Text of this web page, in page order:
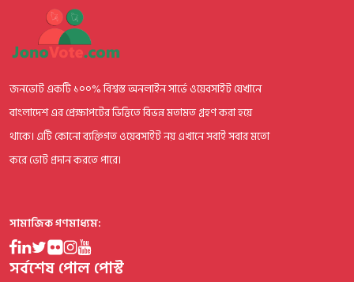
জনভোট একটি ১০০% বিশ্বস্ত অনলাইন সার্ভে ওয়েবসাইট যেখানে
বাংলাদেশ এর প্রেক্ষাপটের ভিত্তিতে বিভন্ন মতামত গ্রহণ করা হয়ে
থাকে। এটি কোনো ব্যক্তিগত ওয়েবসাইট নয় এখানে সবাই সবার মতো
করে ভোট প্রদান করতে পারে।
সামাজিক গণমাধ্যম:
সর্বশেষ পোল পোস্ট